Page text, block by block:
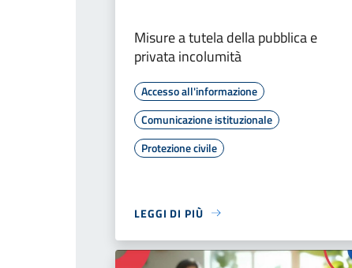
Misure a tutela della pubblica e
privata incolumità
Accesso all'informazione
Comunicazione istituzionale
Protezione civile
LEGGI DI PIÙ